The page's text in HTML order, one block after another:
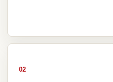
02